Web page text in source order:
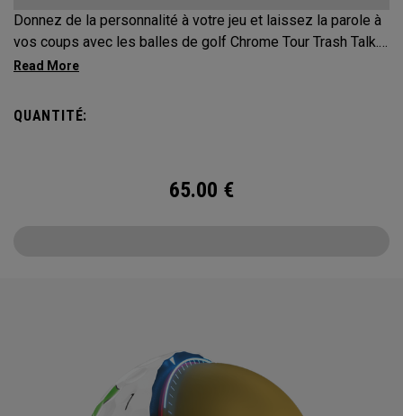
Donnez de la personnalité à votre jeu et laissez la parole à
vos coups avec les balles de golf Chrome Tour Trash Talk.
Conçues pour les golfeurs dont les mots frappent encore
QUANTITÉ:
65.00 €